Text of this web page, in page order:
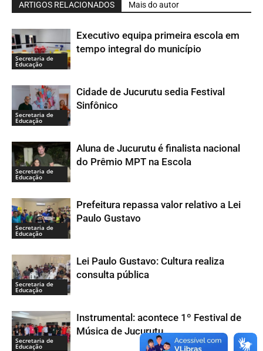
ARTIGOS RELACIONADOS Mais do autor
Secretaria de
Educação
Executivo equipa primeira escola em
tempo integral do município
Secretaria de
Educação
Cidade de Jucurutu sedia Festival
Sinfônico
Secretaria de
Educação
Aluna de Jucurutu é finalista nacional
do Prêmio MPT na Escola
Secretaria de
Educação
Prefeitura repassa valor relativo a Lei
Paulo Gustavo
Secretaria de
Educação
Lei Paulo Gustavo: Cultura realiza
consulta pública
Secretaria de
Educação
Instrumental: acontece 1º Festival de
Música de Jucurutu